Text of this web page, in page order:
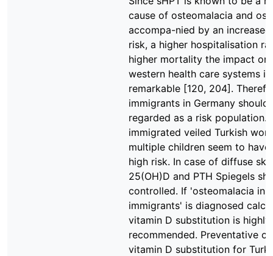
cause of osteomalacia and
accompa-nied by an
risk, a higher hospitalisation
higher mortality the impact on
western health care systems is
remarkable [120, 204].
immigrants in Germany should
regarded as a risk population.
immigrated veiled Turkish
multiple children seem to have
high risk. In case of diffuse
25(OH)D and PTH Spiegels
controlled. If 'osteomalacia in
immigrants' is diagnosed
vitamin D substitution is highly
recommended. Preventative
vitamin D substitution for